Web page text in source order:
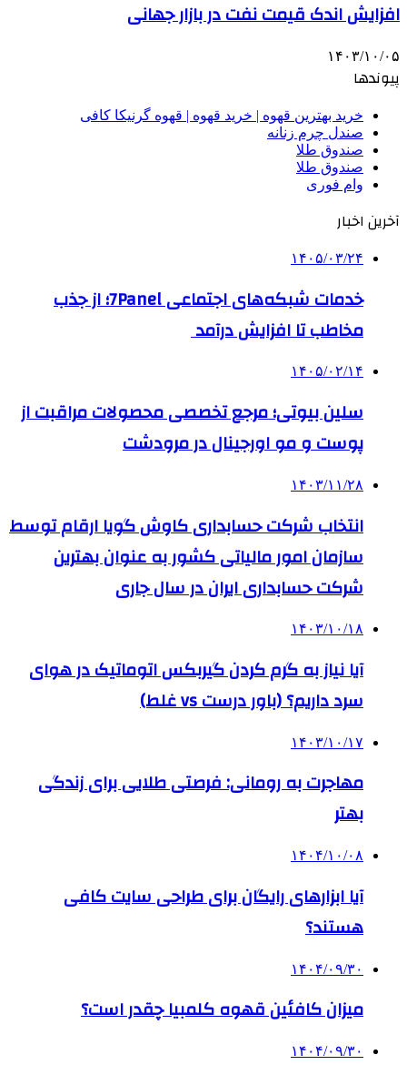
افزایش اندک قیمت نفت در بازار جهانی
۱۴۰۳/۱۰/۰۵
پیوندها
خرید بهترین قهوه | خرید قهوه | قهوه گرنیکا کافی
صندل چرم زنانه
صندوق طلا
صندوق طلا
وام فوری
آخرین اخبار
۱۴۰۵/۰۳/۲۴
خدمات شبکه‌های اجتماعی 7Panel؛ از جذب
مخاطب تا افزایش درآمد
۱۴۰۵/۰۲/۱۴
سلین بیوتی؛ مرجع تخصصی محصولات مراقبت از
پوست و مو اورجینال در مرودشت
۱۴۰۳/۱۱/۲۸
انتخاب شرکت حسابداری کاوش گویا ارقام توسط
سازمان امور مالیاتی کشور به عنوان بهترین
شرکت حسابداری ایران در سال جاری
۱۴۰۳/۱۰/۱۸
آیا نیاز به گرم کردن گیربکس اتوماتیک در هوای
سرد داریم؟ (باور درست vs غلط)
۱۴۰۳/۱۰/۱۷
مهاجرت به رومانی: فرصتی طلایی برای زندگی
بهتر
۱۴۰۴/۱۰/۰۸
آیا ابزارهای رایگان برای طراحی سایت کافی
هستند؟
۱۴۰۴/۰۹/۳۰
میزان کافئین قهوه کلمبیا چقدر است؟
۱۴۰۴/۰۹/۳۰